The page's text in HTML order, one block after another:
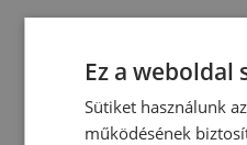
Főbb
72 cm széles,
páraelszívó
Ez a weboldal
Sütiket használunk
működésének